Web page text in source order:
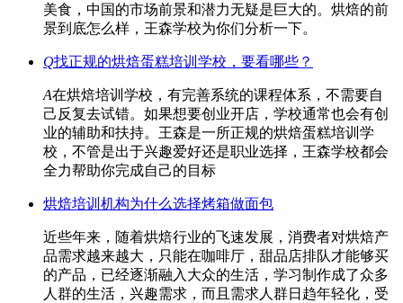
美食，中国的市场前景和潜力无疑是巨大的。烘焙的前
景到底怎么样，王森学校为你们分析一下。
Q找正规的烘焙蛋糕培训学校，要看哪些？
A在烘焙培训学校，有完善系统的课程体系，不需要自
己反复去试错。如果想要创业开店，学校通常也会有创
业的辅助和扶持。王森是一所正规的烘焙蛋糕培训学
校，不管是出于兴趣爱好还是职业选择，王森学校都会
全力帮助你完成自己的目标
烘焙培训机构为什么选择烤箱做面包
近些年来，随着烘焙行业的飞速发展，消费者对烘焙产
品需求越来越大，只能在咖啡厅，甜品店排队才能够买
的产品，已经逐渐融入大众的生活，学习制作成了众多
人群的生活，兴趣需求，而且需求人群日趋年轻化，受